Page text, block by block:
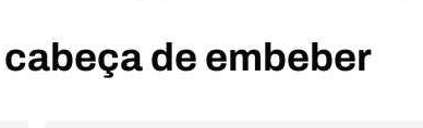
de embeber